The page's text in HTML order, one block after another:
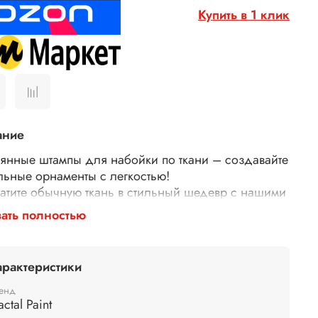
Купить в 1 клик
штампы для набойки по ткани – создавайте
орнаменты с легкостью!
обычную ткань в стильный шедевр с нашими
штампами для набойки! Идеально
для декора одежды, текстиля, сумок,
выбирают наши штампы?
– изготовлены из дерева.
оттиск – резные узоры и орнаменты гарантируют
и красивый рисунок.
полностью
Paint